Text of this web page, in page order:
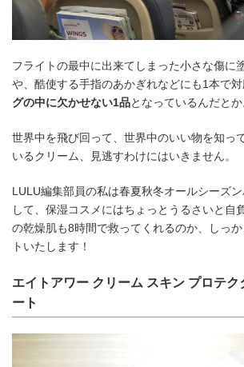
フライトの最中に出来てしまった小さな傷に
や、酷使する手指のあかぎれなどにも1本で対
グの中に欠かせない1品となっているんだとか
世界中を飛び回って、世界中のいい物を知っ
いるクリーム、見逃すわけにはいきません。
LULU編集部員の私は春夏秋冬オールシーズ
して、保湿コスメにはちょっとうるさいと自
の乾燥肌も8時間で救ってくれるのか、しっ
トいたします！
エイトアワー クリーム スキン プロテ
ート